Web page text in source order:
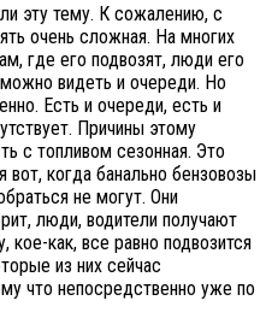
эту тему. К сожалению, с
очень сложная. На многих
где его подвозят, люди его
видеть и очереди. Но
Есть и очереди, есть и
Причины этому
с топливом сезонная. Это
вот, когда банально бензовозы
не могут. Они
люди, водители получают
кое-как, все равно подвозится
из них сейчас
что непосредственно уже по